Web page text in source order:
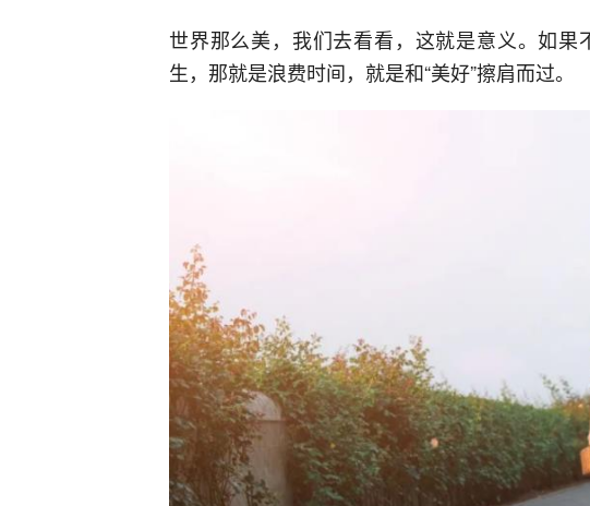
世界那么美，我们去看看，这就是意义。如
生，那就是浪费时间，就是和“美好”擦肩而过。